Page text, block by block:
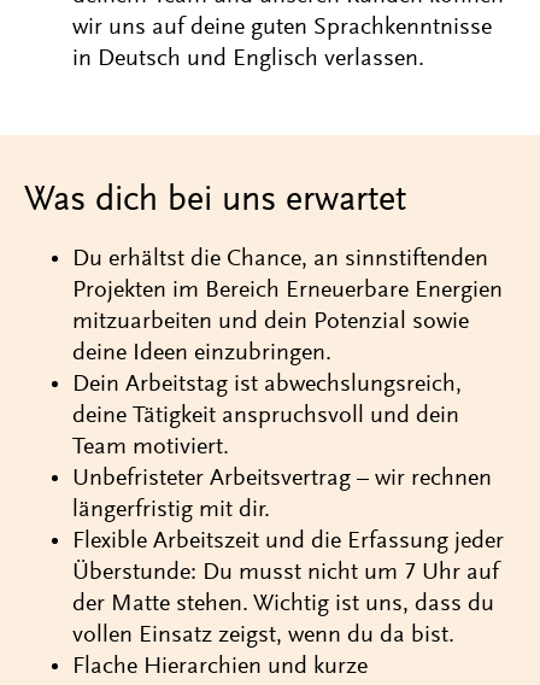
wir uns auf deine guten Sprachkenntnisse
in Deutsch und Englisch verlassen.
Was dich bei uns erwartet
Du erhältst die Chance, an sinnstiftenden
Projekten im Bereich Erneuerbare Energien
mitzuarbeiten und dein Potenzial sowie
deine Ideen einzubringen.
Dein Arbeitstag ist abwechslungsreich,
deine Tätigkeit anspruchsvoll und dein
Team motiviert.
Unbefristeter Arbeitsvertrag – wir rechnen
längerfristig mit dir.
Flexible Arbeitszeit und die Erfassung jeder
Überstunde: Du musst nicht um 7 Uhr auf
der Matte stehen. Wichtig ist uns, dass du
vollen Einsatz zeigst, wenn du da bist.
Flache Hierarchien und kurze